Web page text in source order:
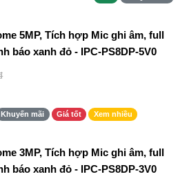
5MP, Tích hợp Mic ghi âm, full
báo xanh đỏ - IPC-PS8DP-5V0
Khuyến mãi Giá tốt
Xem nhiều
3MP, Tích hợp Mic ghi âm, full
báo xanh đỏ - IPC-PS8DP-3V0